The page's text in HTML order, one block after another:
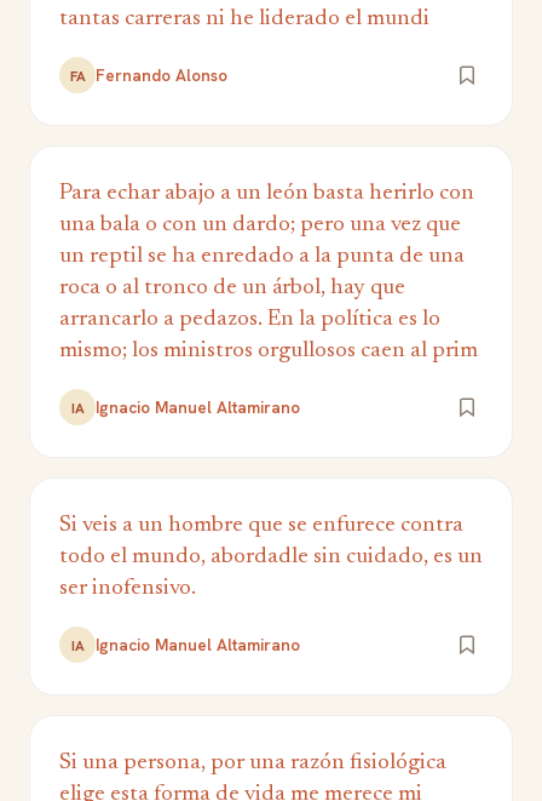
tantas carreras ni he liderado el mundi
FA Fernando Alonso
Para echar abajo a un león basta herirlo con
una bala o con un dardo; pero una vez que
un reptil se ha enredado a la punta de una
roca o al tronco de un árbol, hay que
arrancarlo a pedazos. En la política es lo
mismo; los ministros orgullosos caen al prim
IA Ignacio Manuel Altamirano
Si veis a un hombre que se enfurece contra
todo el mundo, abordadle sin cuidado, es un
ser inofensivo.
IA Ignacio Manuel Altamirano
Si una persona, por una razón fisiológica
elige esta forma de vida me merece mi